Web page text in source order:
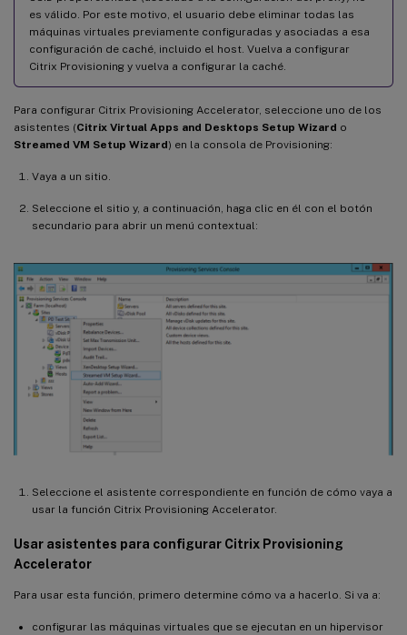
es válido. Por este motivo, el usuario debe eliminar todas las
máquinas virtuales previamente configuradas y asociadas a esa
configuración de caché, incluido el host. Vuelva a configurar
Citrix Provisioning y vuelva a configurar la caché.
Para configurar Citrix Provisioning Accelerator, seleccione uno de los
asistentes (Citrix Virtual Apps and Desktops Setup Wizard o
Streamed VM Setup Wizard) en la consola de Provisioning:
Vaya a un sitio.
Seleccione el sitio y, a continuación, haga clic en él con el botón
secundario para abrir un menú contextual:
Seleccione el asistente correspondiente en función de cómo vaya a
usar la función Citrix Provisioning Accelerator.
Usar asistentes para configurar Citrix Provisioning
Accelerator
Para usar esta función, primero determine cómo va a hacerlo. Si va a:
configurar las máquinas virtuales que se ejecutan en un hipervisor